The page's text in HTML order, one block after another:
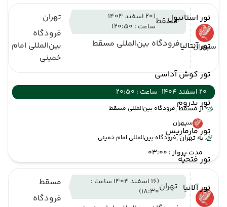
تور استانبول
تور آنتالیا
تور کوش آداسی
تور بدروم
تور مارماریس
تور فتحیه
تور آلانیا
سپهران
مسقط
(20 اسفند 1404
ساعت : 20:50)
فرودگاه بین‌المللی مسقط
تهران
فرودگاه
بین‌المللی امام
خمینی
20 اسفند 1404
ساعت : 20:50
از مسقط ,فرودگاه بین‌المللی مسقط
سپهران
به تهران ,فرودگاه بین‌المللی امام خمینی
مدت پرواز : 03:00
تهران
(16 اسفند 1404 ساعت :
18:30)
مسقط
فرودگاه